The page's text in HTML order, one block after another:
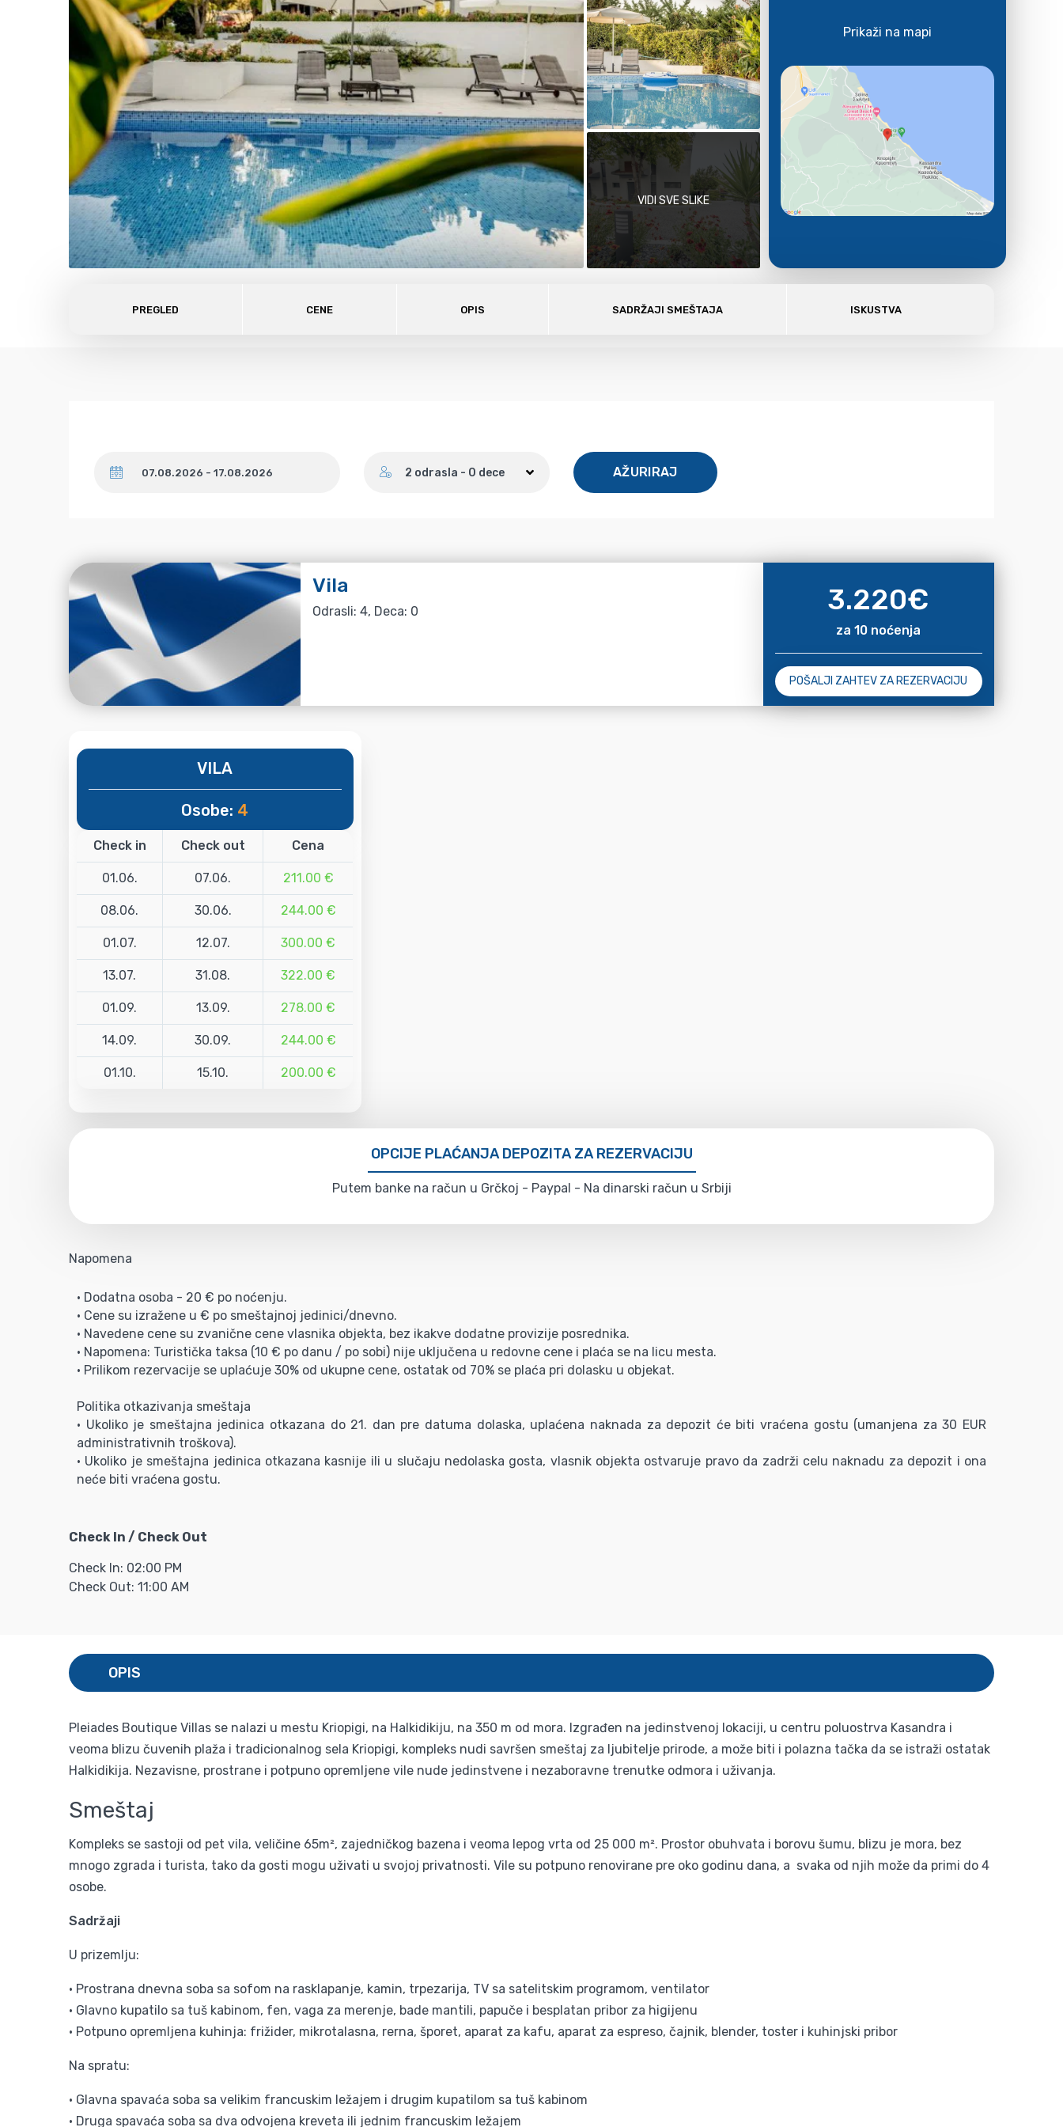
VIDI SVE SLIKE
Prikaži na mapi
PREGLED CENE OPIS SADRŽAJI SMEŠTAJA ISKUSTVA
2 odrasla - 0 dece AŽURIRAJ
Vila
Odrasli: 4, Deca: 0 3.220€
za 10 noćenja
POŠALJI ZAHTEV ZA REZERVACIJU
VILA
Osobe: 4
Check in Check out Cena
01.06. 07.06. 211.00 €
08.06. 30.06. 244.00 €
01.07. 12.07. 300.00 €
13.07. 31.08. 322.00 €
01.09. 13.09. 278.00 €
14.09. 30.09. 244.00 €
01.10. 15.10. 200.00 €
OPCIJE PLAĆANJA DEPOZITA ZA REZERVACIJU
Putem banke na račun u Grčkoj - Paypal - Na dinarski račun u Srbiji
Napomena
• Dodatna osoba - 20 € po noćenju.
• Cene su izražene u € po smeštajnoj jedinici/dnevno.
• Navedene cene su zvanične cene vlasnika objekta, bez ikakve dodatne provizije posrednika.
• Napomena: Turistička taksa (10 € po danu / po sobi) nije uključena u redovne cene i plaća se na licu mesta.
• Prilikom rezervacije se uplaćuje 30% od ukupne cene, ostatak od 70% se plaća pri dolasku u objekat.
Politika otkazivanja smeštaja
• Ukoliko je smeštajna jedinica otkazana do 21. dan pre datuma dolaska, uplaćena naknada za depozit će biti vraćena gostu (umanjena za 30 EUR
administrativnih troškova).
• Ukoliko je smeštajna jedinica otkazana kasnije ili u slučaju nedolaska gosta, vlasnik objekta ostvaruje pravo da zadrži celu naknadu za depozit i ona
neće biti vraćena gostu.
Check In / Check Out
Check In: 02:00 PM
Check Out: 11:00 AM
OPIS
Pleiades Boutique Villas se nalazi u mestu Kriopigi, na Halkidikiju, na 350 m od mora. Izgrađen na jedinstvenoj lokaciji, u centru poluostrva Kasandra i
veoma blizu čuvenih plaža i tradicionalnog sela Kriopigi, kompleks nudi savršen smeštaj za ljubitelje prirode, a može biti i polazna tačka da se istraži ostatak
Halkidikija. Nezavisne, prostrane i potpuno opremljene vile nude jedinstvene i nezaboravne trenutke odmora i uživanja.
Smeštaj
Kompleks se sastoji od pet vila, veličine 65m², zajedničkog bazena i veoma lepog vrta od 25 000 m². Prostor obuhvata i borovu šumu, blizu je mora, bez
mnogo zgrada i turista, tako da gosti mogu uživati u svojoj privatnosti. Vile su potpuno renovirane pre oko godinu dana, a svaka od njih može da primi do 4
osobe.
Sadržaji
U prizemlju:
• Prostrana dnevna soba sa sofom na rasklapanje, kamin, trpezarija, TV sa satelitskim programom, ventilator
• Glavno kupatilo sa tuš kabinom, fen, vaga za merenje, bade mantili, papuče i besplatan pribor za higijenu
• Potpuno opremljena kuhinja: frižider, mikrotalasna, rerna, šporet, aparat za kafu, aparat za espreso, čajnik, blender, toster i kuhinjski pribor
Na spratu:
• Glavna spavaća soba sa velikim francuskim ležajem i drugim kupatilom sa tuš kabinom
• Druga spavaća soba sa dva odvojena kreveta ili jednim francuskim ležajem